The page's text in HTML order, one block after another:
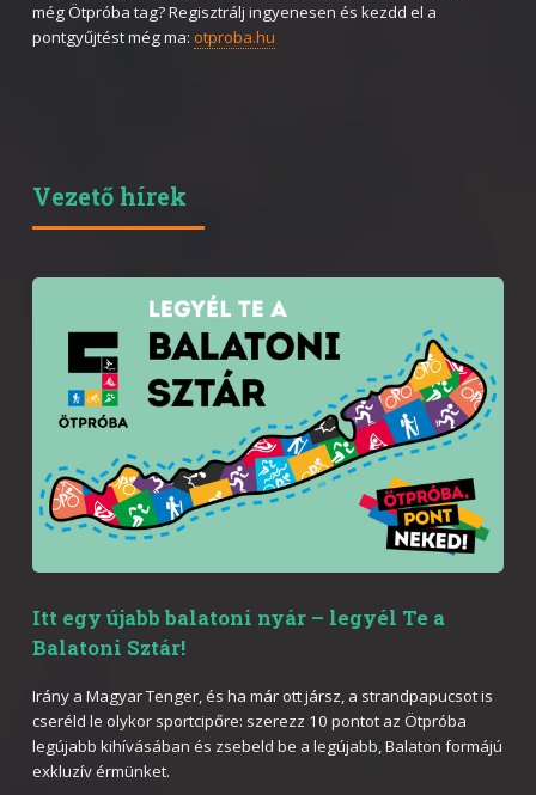
még Ötpróba tag? Regisztrálj ingyenesen és kezdd el a
pontgyűjtést még ma: otproba.hu
Vezető hírek
Itt egy újabb balatoni nyár – legyél Te a
Balatoni Sztár!
Irány a Magyar Tenger, és ha már ott jársz, a strandpapucsot is
cseréld le olykor sportcipőre: szerezz 10 pontot az Ötpróba
legújabb kihívásában és zsebeld be a legújabb, Balaton formájú
exkluzív érmünket.